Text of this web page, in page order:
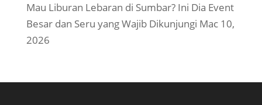
Mau Liburan Lebaran di Sumbar? Ini Dia Event
Besar dan Seru yang Wajib Dikunjungi Mac 10,
2026